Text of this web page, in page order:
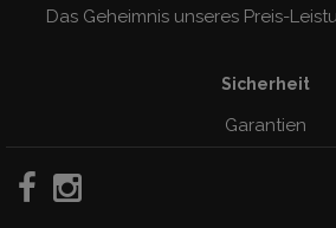
Das Geheimnis unseres Preis-
Sicherheit
Garantien